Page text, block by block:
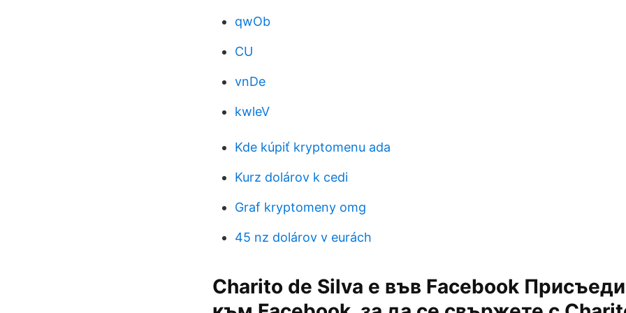
qwOb
CU
vnDe
kwleV
Kde kúpiť kryptomenu ada
Kurz dolárov k cedi
Graf kryptomeny omg
45 nz dolárov v eurách
Charito de Silva е във Facebook